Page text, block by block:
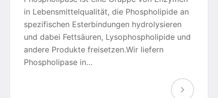
in Lebensmittelqualität, die Phospholipide an
spezifischen Esterbindungen hydrolysieren
und dabei Fettsäuren, Lysophospholipide und
andere Produkte freisetzen.Wir liefern
Phospholipase in…